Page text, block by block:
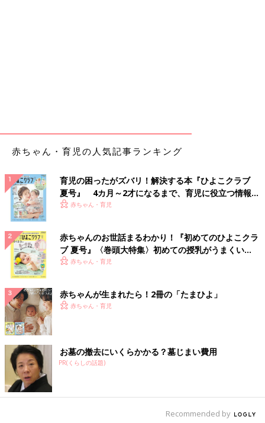
赤ちゃん・育児の人気記事ランキング
育児の困ったがズバリ！解決する本『ひよこクラブ
夏号』 4カ月～2才になるまで、育児に役立つ情報が
いっぱい！
赤ちゃん・育児
赤ちゃんのお世話まるわかり！『初めてのひよこクラ
ブ 夏号』〈巻頭大特集〉初めての授乳がうまくい
く！ おっぱい・ミルクの基本と夏のトラブル 解決テ
赤ちゃん・育児
赤ちゃんが生まれたら！2冊の「たまひよ」
赤ちゃん・育児
お墓の撤去にいくらかかる？墓じまい費用
PR(くらしの話題)
Recommended by